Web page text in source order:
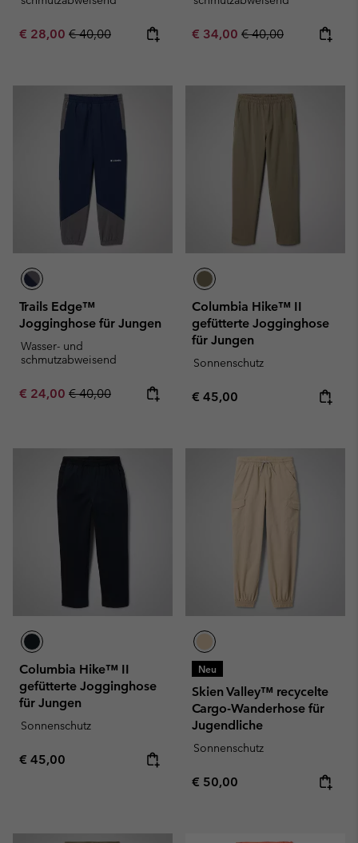
Sale price:
€ 28,00 Regular price:
€ 40,00 Sale price:
€ 34,00 Regular price:
€ 40,00
Trails Edge™
Jogginghose für Jungen
Wasser- und
schmutzabweisend
Sale price:
€ 24,00 Regular price:
€ 40,00
Columbia Hike™ II
gefütterte Jogginghose
für Jungen
Sonnenschutz
Regular price:
€ 45,00
Columbia Hike™ II
gefütterte Jogginghose
für Jungen
Sonnenschutz
Regular price:
€ 45,00
Neu
Skien Valley™ recycelte
Cargo-Wanderhose für
Jugendliche
Sonnenschutz
Regular price:
€ 50,00